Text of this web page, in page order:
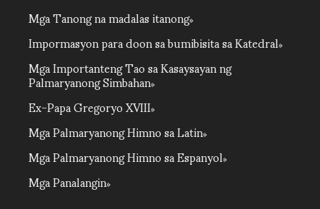
Mga Tanong na madalas itanong
Impormasyon para doon sa bumibisita sa Katedral
Mga Importanteng Tao sa Kasaysayan ng
Palmaryanong Simbahan
Ex-Papa Gregoryo XVIII
Mga Palmaryanong Himno sa Latin
Mga Palmaryanong Himno sa Espanyol
Mga Panalangin